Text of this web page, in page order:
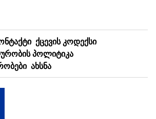
ᲥᲪᲔᲕᲘᲡ ᲙᲝᲓᲔᲥᲡᲘ
ᲞᲝᲚᲘᲢᲘᲙᲐ
ᲐᲮᲡᲜᲐ